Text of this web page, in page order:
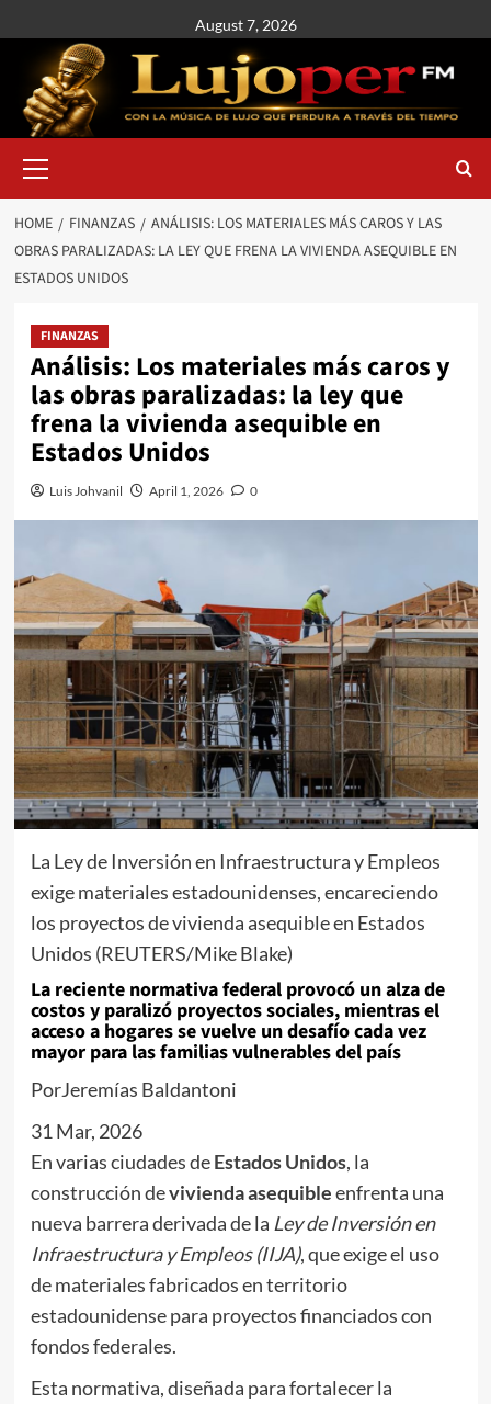
August 7, 2026
HOME FINANZAS
ANÁLISIS: LOS MATERIALES MÁS CAROS Y LAS
OBRAS PARALIZADAS: LA LEY QUE FRENA LA VIVIENDA ASEQUIBLE EN
ESTADOS UNIDOS
FINANZAS
Análisis: Los materiales más caros y
las obras paralizadas: la ley que
frena la vivienda asequible en
Estados Unidos
Luis Johvanil April 1, 2026 0
La Ley de Inversión en Infraestructura y Empleos
exige materiales estadounidenses, encareciendo
los proyectos de vivienda asequible en Estados
Unidos (REUTERS/Mike Blake)
La reciente normativa federal provocó un alza de
costos y paralizó proyectos sociales, mientras el
acceso a hogares se vuelve un desafío cada vez
mayor para las familias vulnerables del país
PorJeremías Baldantoni
31 Mar, 2026
En varias ciudades deEstados Unidos, la
construcción devivienda asequibleenfrenta una
nueva barrera derivada de la Ley de Inversión en
Infraestructura y Empleos (IIJA), que exige el uso
de materiales fabricados en territorio
estadounidense para proyectos financiados con
fondos federales.
Esta normativa, diseñada para fortalecer la